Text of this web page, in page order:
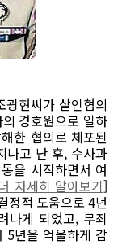
현씨가 살인혐의
경호원으로 일하
한 협의로 체포된
나고 난 후, 수사과
을 시작하면서 여
자세히 알아보기]
정적 도움으로 4년
나게 되었고, 무죄
5년을 억울하게 감